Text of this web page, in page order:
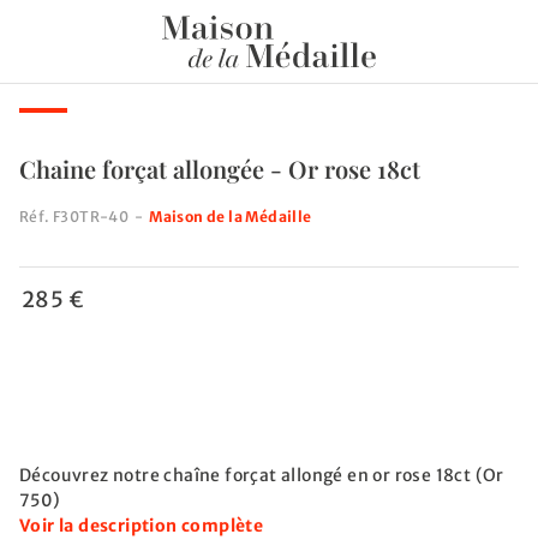
Chaine forçat allongée - Or rose 18ct
Réf. F30TR-40 -Maison de la Médaille
285 €
Découvrez notre chaîne forçat allongé en or rose 18ct (Or
750)
Voir la description complète